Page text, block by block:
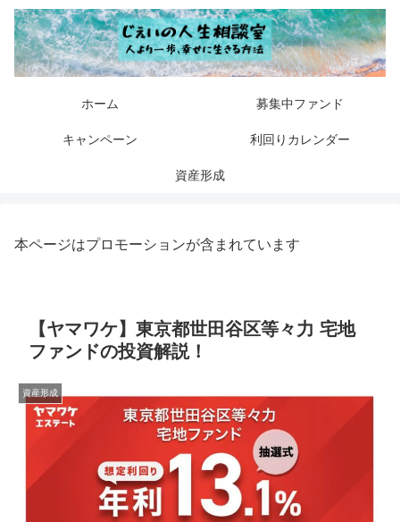
ホーム 募集中ファンド
キャンペーン 利回りカレンダー
資産形成
本ページはプロモーションが含まれています
【ヤマワケ】東京都世田谷区等々力 宅地
ファンドの投資解説！
資産形成